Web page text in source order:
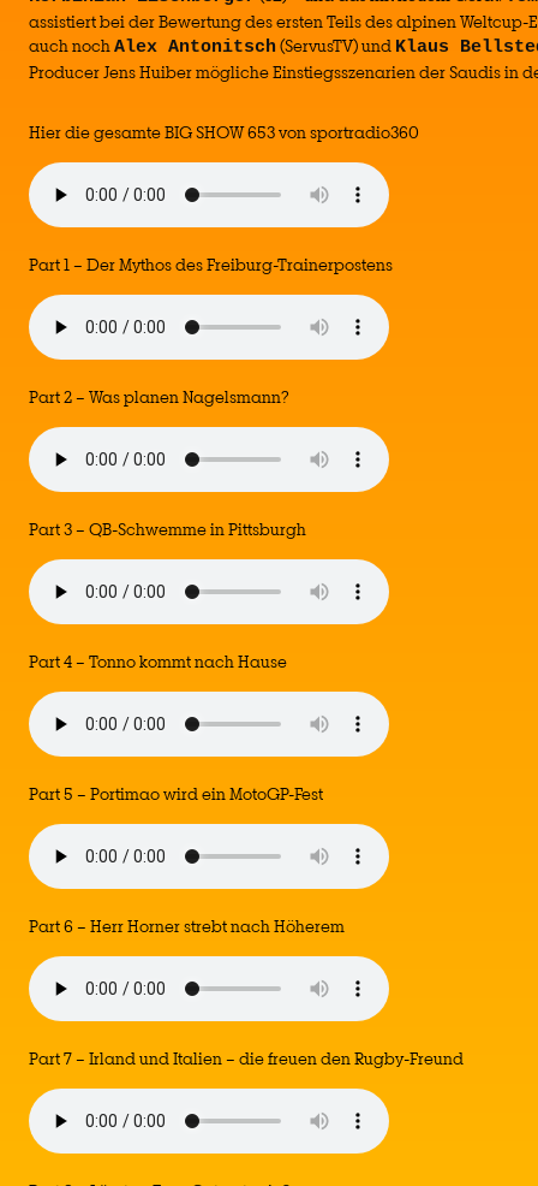
assistiert bei der Bewertung des ersten Teils des alpinen Weltcup-
auch nochAlex Antonitsch (ServusTV) und Klaus
Producer Jens Huiber mögliche Einstiegsszenarien der Saudis in
Hier die gesamte BIG SHOW 653 von sportradio360
Part 1 – Der Mythos des Freiburg-Trainerpostens
Part 2 – Was planen Nagelsmann?
Part 3 – QB-Schwemme in Pittsburgh
Part 4 – Tonno kommt nach Hause
Part 5 – Portimao wird ein MotoGP-Fest
Part 6 – Herr Horner strebt nach Höherem
Part 7 – Irland und Italien – die freuen den Rugby-Freund